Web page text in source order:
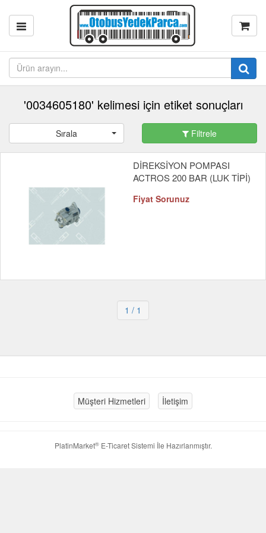
'0034605180' kelimesi için etiket sonuçları
Sırala Filtrele
DİREKSİYON POMPASI
ACTROS 200 BAR (LUK TİPİ)
Fiyat Sorunuz
1 / 1
Müşteri Hizmetleri İletişim
PlatinMarket®E-Ticaret Sistemi İle Hazırlanmıştır.